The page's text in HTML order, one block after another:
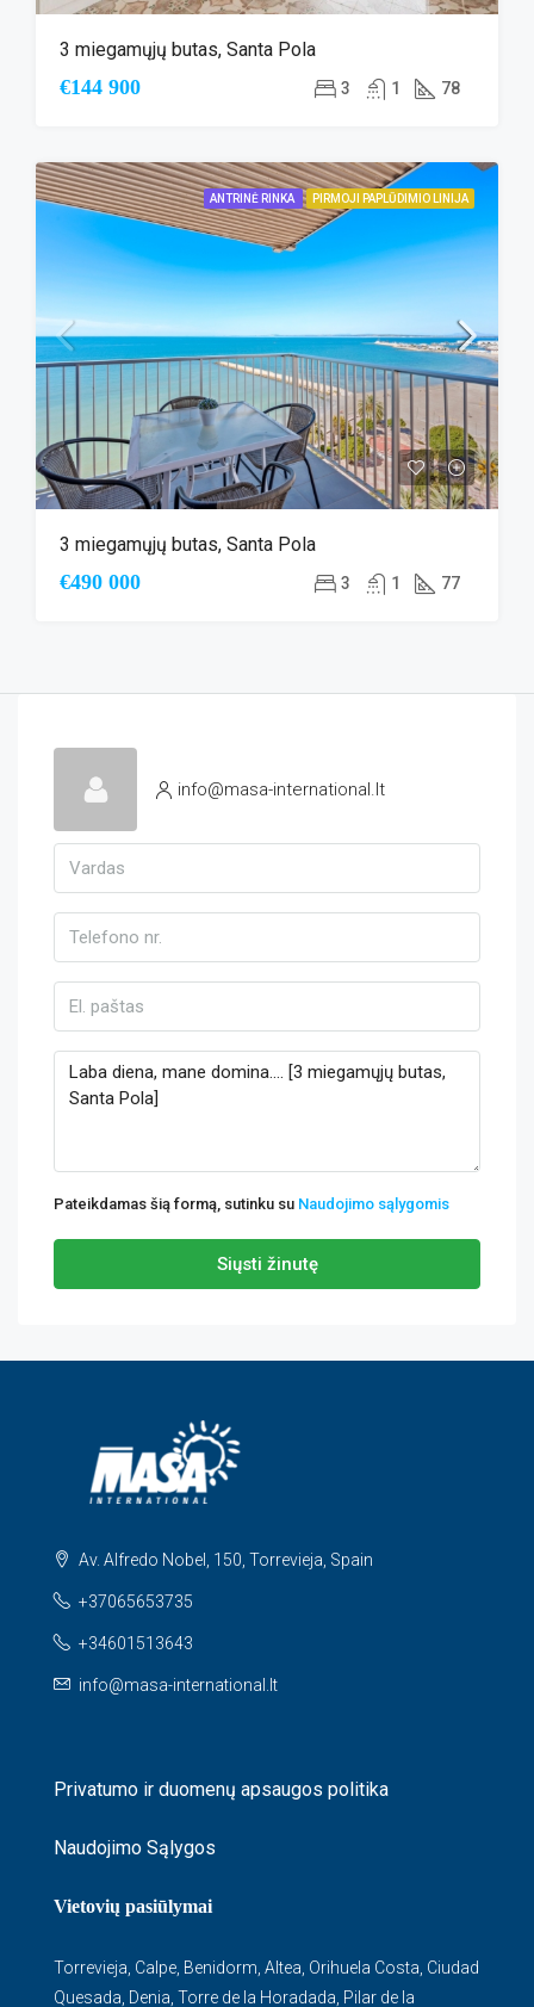
3 miegamųjų butas, Santa Pola
€144 900 3 1 78
ANTRINĖ RINKA PIRMOJI PAPLŪDIMIO LINIJA
3 miegamųjų butas, Santa Pola
€490 000 3 1 77
info@masa-international.lt
Pateikdamas šią formą, sutinku su Naudojimo sąlygomis
Siųsti žinutę
Av. Alfredo Nobel, 150, Torrevieja, Spain
+37065653735
+34601513643
info@masa-international.lt
Privatumo ir duomenų apsaugos politika
Naudojimo Sąlygos
Vietovių pasiūlymai
Torrevieja Calpe Benidorm Altea Orihuela Costa Ciudad
Quesada Denia Torre de la Horadada Pilar de la